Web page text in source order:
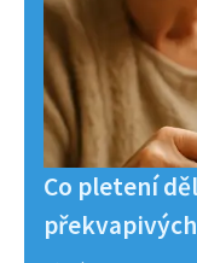
Co pletení